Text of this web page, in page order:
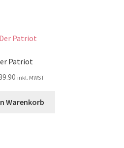
Patriot
inkl. MWST
Warenkorb